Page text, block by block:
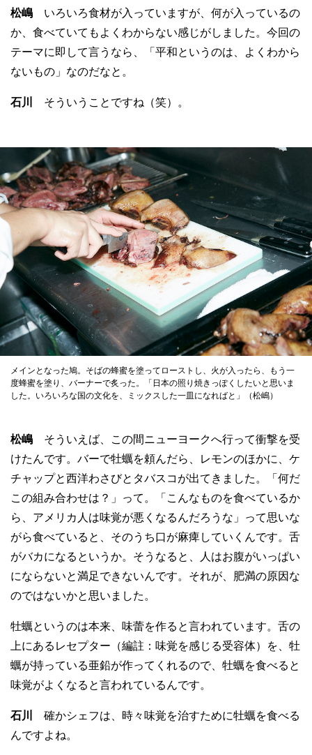
松嶋 いろいろ食材が入っていますが、何が入っているの
か、食べていてもよくわからない感じがしました。今回の
テーマに即して言うなら、「平和というのは、よくわから
ないもの」なのだなと。
石川 そういうことですね（笑）。
メインとなった鳩。そばの蜂蜜を塗ってローストし、火が入ったら、もう一
度蜂蜜を塗り、バーナーで炙った。「日本の照り焼きっぽくしたいと思いま
した。いろいろな国の文化を、ミックスした一皿になればと」（松嶋）
松嶋 そういえば、この間ニューヨークへ行って衝撃を受
けたんです。バーで牡蠣を頼んだら、レモンのほかに、ケ
チャップと西洋わさびとタバスコが出てきました。「何だ
この組み合わせは？」って。「こんなものを食べているか
ら、アメリカ人は味覚が悪くなるんだろうな」って思いな
がら食べていると、そのうち口が麻痺していくんです。舌
がバカになるというか。そうなると、人はお腹がいっぱい
にならないと満足できないんです。それが、肥満の原因な
のではないかと思いました。
牡蠣というのは本来、味蕾を作ると言われています。舌の
上にあるレセプター（編註：味覚を感じる受容体）を、牡
蠣が持っている亜鉛が作ってくれるので、牡蠣を食べると
味覚がよくなると言われているんです。
石川
確かシェフは、時々味覚を治すために牡蠣を食べる
んですよね。